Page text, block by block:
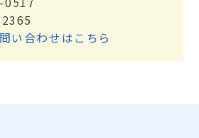
い合わせはこちら